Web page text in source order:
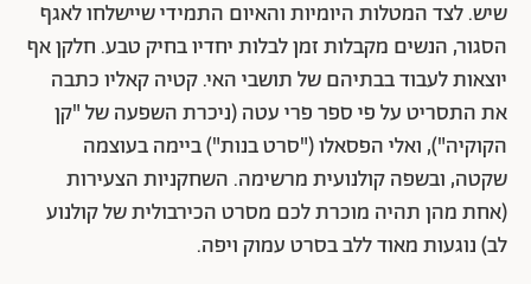
שיש. לצד המטלות היומיות והאיום התמידי שיישלחו לאגף
הסגור, הנשים מקבלות זמן לבלות יחדיו בחיק טבע. חלקן אף
יוצאות לעבוד בבתיהם של תושבי האי. קטיה קאליו כתבה
את התסריט על פי ספר פרי עטה (ניכרת השפעה של "קן
הקוקיה"), ואלי הפסאלו ("סרט בנות") ביימה בעוצמה
שקטה, ובשפה קולנועית מרשימה. השחקניות הצעירות
(אחת מהן תהיה מוכרת לכם מסרט הכירבולית של קולנוע
לב) נוגעות מאוד ללב בסרט עמוק ויפה.